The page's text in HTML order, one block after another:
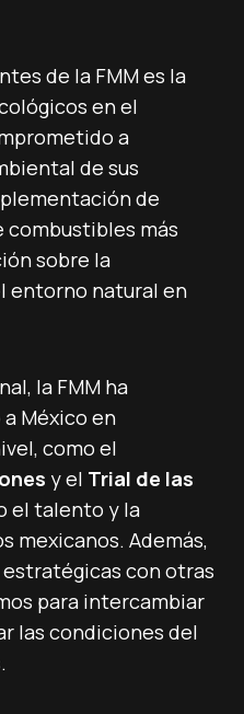
de la FMM es la
en el
a
de sus
de
combustibles más
sobre la
entorno natural en
la FMM ha
México en
como el
y el Trial de las
el talento y la
mexicanos. Además,
con otras
para intercambiar
las condiciones del